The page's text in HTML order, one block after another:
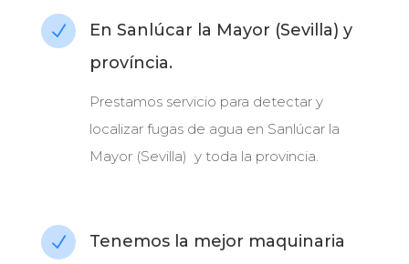
N
En Sanlúcar la Mayor (Sevilla) y
província.
Prestamos servicio para detectar y
localizar fugas de agua en Sanlúcar la
Mayor (Sevilla) y toda la provincia.
N Tenemos la mejor maquinaria